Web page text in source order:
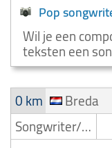
Pop
Wil je een
teksten een
0 km
Breda
Songwriter/Componist